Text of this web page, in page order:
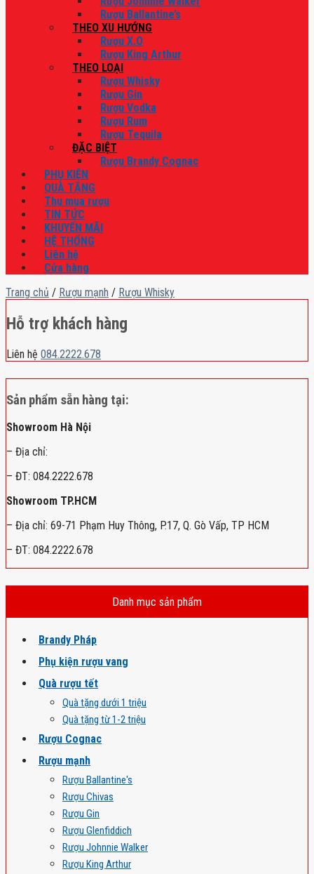
Rượu Ballantine’s
THEO XU HƯỚNG
Rượu X.O
Rượu King Arthur
THEO LOẠI
Rượu Whisky
Rượu Gin
Rượu Vodka
Rượu Rum
Rượu Tequila
ĐẶC BIỆT
Rượu Brandy Cognac
PHỤ KIỆN
QUÀ TẶNG
Thu mua rượu
TIN TỨC
KHUYẾN MÃI
HỆ THỐNG
Liên hệ
Cửa hàng
Trang chủ / Rượu mạnh / Rượu Whisky
Hỗ trợ khách hàng
Liên hệ 084.2222.678
Sản phẩm sẵn hàng tại:
Showroom Hà Nội
– Địa chỉ:
– ĐT: 084.2222.678
Showroom TP.HCM
– Địa chỉ: 69-71 Phạm Huy Thông, P.17, Q. Gò Vấp, TP HCM
– ĐT: 084.2222.678
Danh mục sản phẩm
Brandy Pháp
Phụ kiện rượu vang
Quà rượu tết
Quà tặng dưới 1 triệu
Quà tặng từ 1-2 triệu
Rượu Cognac
Rượu mạnh
Rượu Ballantine's
Rượu Chivas
Rượu Gin
Rượu Glenfiddich
Rượu Johnnie Walker
Rượu King Arthur